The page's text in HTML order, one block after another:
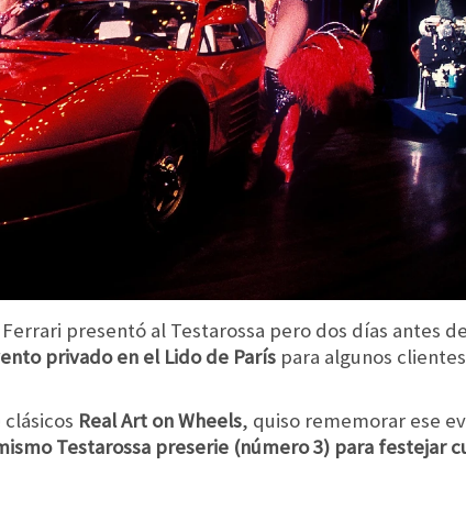
Ferrari presentó al Testarossa pero dos días antes
privado en el Lido de París para algunos
Real Art on Wheels, quiso rememorar ese
Testarossa preserie (número 3) para festejar